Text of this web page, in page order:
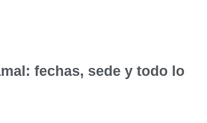
fechas, sede y todo lo